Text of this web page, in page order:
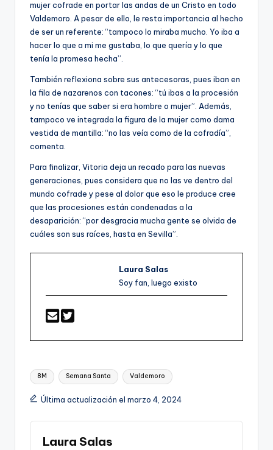
mujer cofrade en portar las andas de un Cristo en todo
Valdemoro. A pesar de ello, le resta importancia al hecho
de ser un referente: “tampoco lo miraba mucho. Yo iba a
hacer lo que a mi me gustaba, lo que quería y lo que
tenía la promesa hecha”.
También reflexiona sobre sus antecesoras, pues iban en
la fila de nazarenos con tacones: “tú ibas a la procesión
y no tenías que saber si era hombre o mujer”. Además,
tampoco ve integrada la figura de la mujer como dama
vestida de mantilla: “no las veía como de la cofradía”,
comenta.
Para finalizar, Vitoria deja un recado para las nuevas
generaciones, pues considera que no las ve dentro del
mundo cofrade y pese al dolor que eso le produce cree
que las procesiones están condenadas a la
desaparición: “por desgracia mucha gente se olvida de
cuáles son sus raíces, hasta en Sevilla”.
Laura Salas
Soy fan, luego existo
Etiquetas:
8M Semana Santa Valdemoro
Última actualización el marzo 4, 2024
Laura Salas